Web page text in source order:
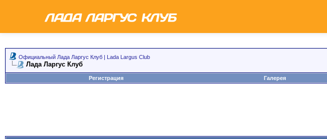
Официальный Лада Ларгус Клуб | Lada Largus Club
Лада Ларгус Клуб
Регистрация
Галерея